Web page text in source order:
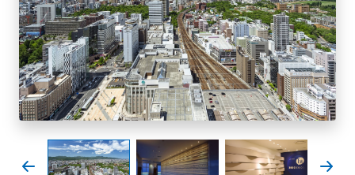
北海道簡介
依旅遊主題搜尋
下雨也能盡興
七個國立公園
邂逅絕景
基礎知識
我的最愛